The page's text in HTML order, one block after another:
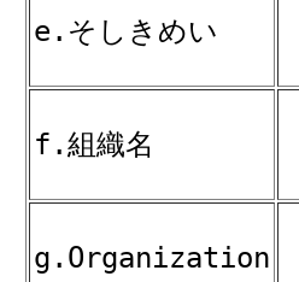
e.そしきめい
f.組織名
g.Organization